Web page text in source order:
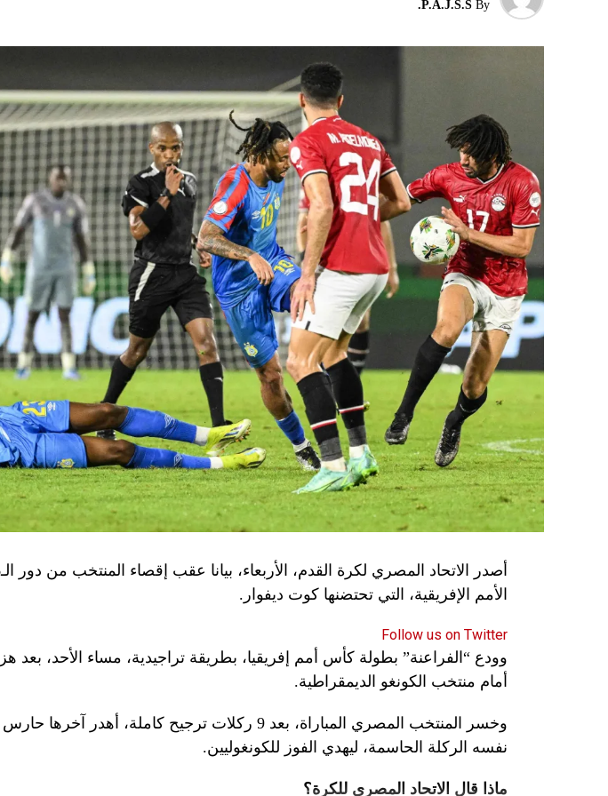
By
P.A.J.S.S.
الأمم الإفريقية، التي تحتضنها كوت ديفوار.
Follow us on Twitter
وودع “الفراعنة” بطولة كأس أمم إفريقيا، بطريقة تراجيدية، مساء الأحد، بعد
أمام منتخب الكونغو الديمقراطية.
وخسر المنتخب المصري المباراة، بعد 9 ركلات ترجيح كاملة،
نفسه الركلة الحاسمة، ليهدي الفوز للكونغوليين.
ماذا قال الاتحاد المصري للكرة؟